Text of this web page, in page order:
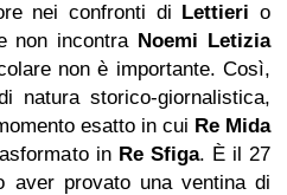
nei confronti di Lettierio
non incontra Noemi Letizia
non è importante. Così,
natura storico-giornalistica,
esatto in cui Re Mida
in Re Sfiga. È il 27
aver provato una ventina di